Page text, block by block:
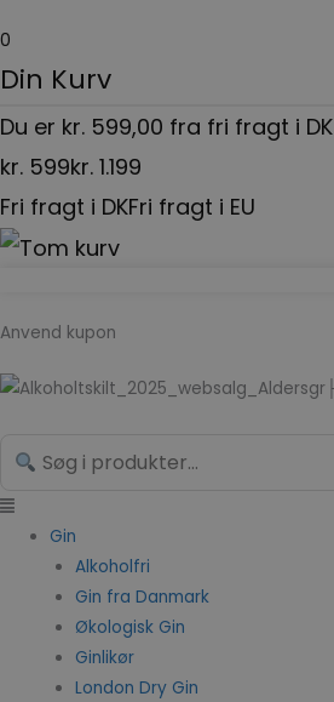
0
Din Kurv
Du er kr. 599,00 fra fri fragt i DK
kr. 599kr. 1.199
Fri fragt i DKFri fragt i EU
Anvend kupon
Gå
til
Menu
Gin
Alkoholfri
Gin fra Danmark
Økologisk Gin
Ginlikør
London Dry Gin
Search...